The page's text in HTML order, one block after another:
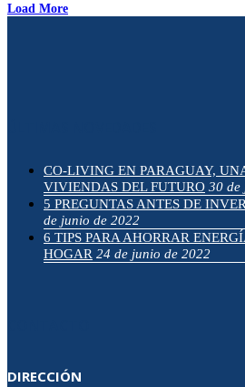
Load More
CO-LIVING EN PARAGUAY,
VIVIENDAS DEL FUTURO 30 de
5 PREGUNTAS ANTES DE
de junio de 2022
6 TIPS PARA AHORRAR
HOGAR 24 de junio de 2022
DIRECCIÓN